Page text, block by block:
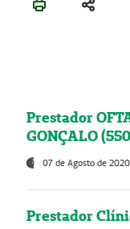
Prestador
GONÇALO
07 de Agosto de 2020
Prestador